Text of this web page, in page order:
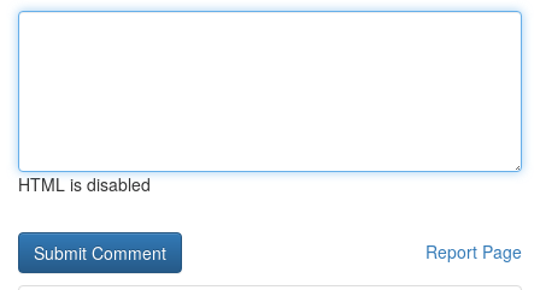
HTML is disabled
Report Page